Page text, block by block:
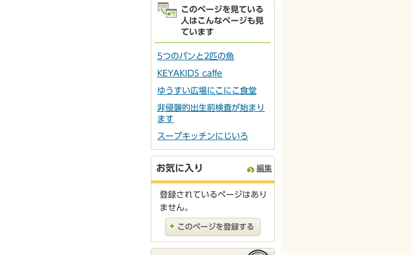
このページを見ている
人はこんなページも見
ています
5つのパンと2匹の魚
KEYAKIDS caffe
ゆうすい広場にこにこ食堂
非侵襲的出生前検査が始まり
ます
スープキッチンにじいろ
お気に入り 編集
登録されているページはあり
ません。
このページを登録する